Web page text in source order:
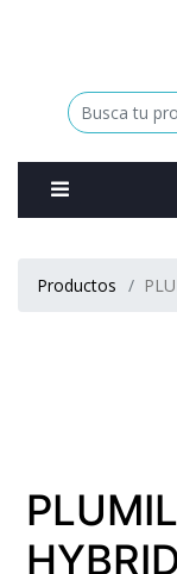
Productos